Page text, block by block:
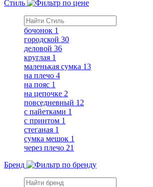
Стиль
бочонок 1
городской 30
деловой 36
круглая 1
маленькая сумка 13
на плечо 4
на пояс 1
на цепочке 2
повседневный 12
с пайетками 1
с принтом 1
стеганая 1
сумка мешок 1
через плечо 21
Бренд